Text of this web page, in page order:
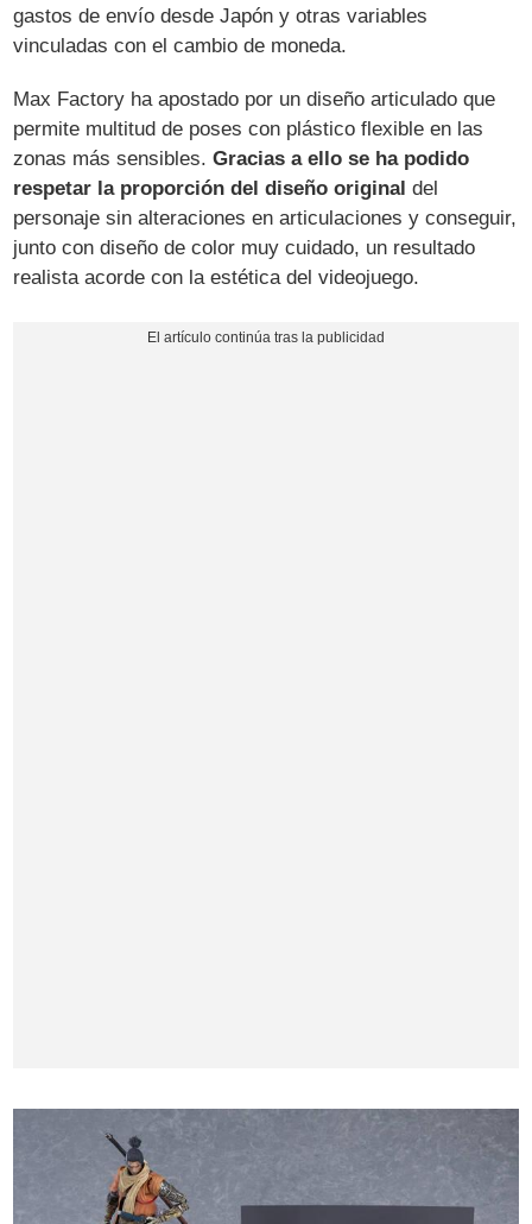
gastos de envío desde Japón y otras variables
vinculadas con el cambio de moneda.
Max Factory ha apostado por un diseño articulado que
permite multitud de poses con plástico flexible en las
zonas más sensibles.Gracias a ello se ha podido
respetar la proporción del diseño original del
personaje sin alteraciones en articulaciones y conseguir,
junto con diseño de color muy cuidado, un resultado
realista acorde con la estética del videojuego.